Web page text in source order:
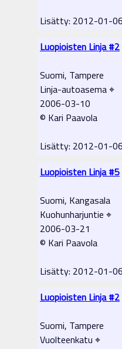
Lisätty: 2012-01-
Luopioisten Linja #2
Suomi, Tampere
Linja-autoasema ⌖
2006-03-10
© Kari Paavola
Lisätty: 2012-01-
Luopioisten Linja #5
Suomi, Kangasala
Kuohunharjuntie ⌖
2006-03-21
© Kari Paavola
Lisätty: 2012-01-
Luopioisten Linja #2
Suomi, Tampere
Vuolteenkatu ⌖